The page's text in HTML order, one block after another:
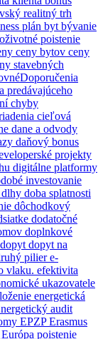
realitný trh
plán byt bývanie
poistenie
ceny bytov ceny
stavebných
predávajúceho
chyby
cieľová
dane a odvody
daňový bonus
projekty
digitálne platformy
investovanie
dlhy doba splatnosti
dôchodkový
dodatočné
doplnkové
dopyt dopyt na
piliere-
vlaku. efektivita
ukazovatele
energetická
audit
EPZPErasmus
Európa poistenie